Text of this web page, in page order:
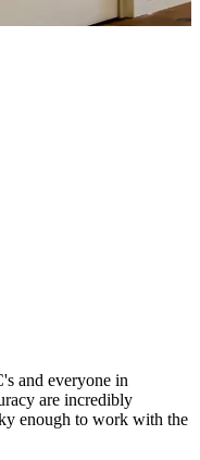
and everyone in
are incredibly
enough to work with the